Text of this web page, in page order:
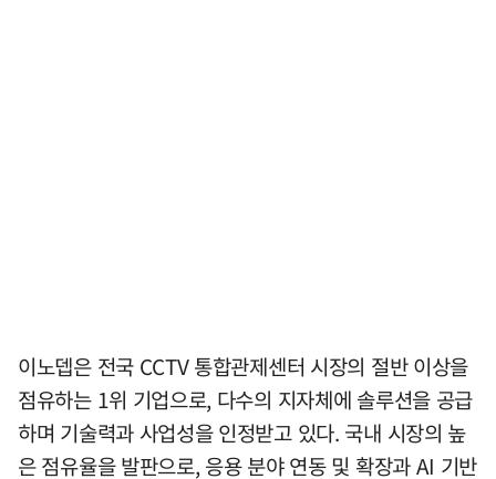
이노뎁은 전국 CCTV 통합관제센터 시장의 절반 이상을
점유하는 1위 기업으로, 다수의 지자체에 솔루션을 공급
하며 기술력과 사업성을 인정받고 있다. 국내 시장의 높
은 점유율을 발판으로, 응용 분야 연동 및 확장과 AI 기반